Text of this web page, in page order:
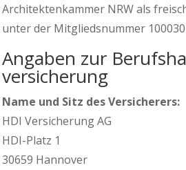
Architektenkammer NRW als
unter der Mitgliedsnummer 100030
Angaben zur
versicherung
Name und Sitz des Versicherers:
HDI Versicherung AG
HDI-Platz 1
30659 Hannover